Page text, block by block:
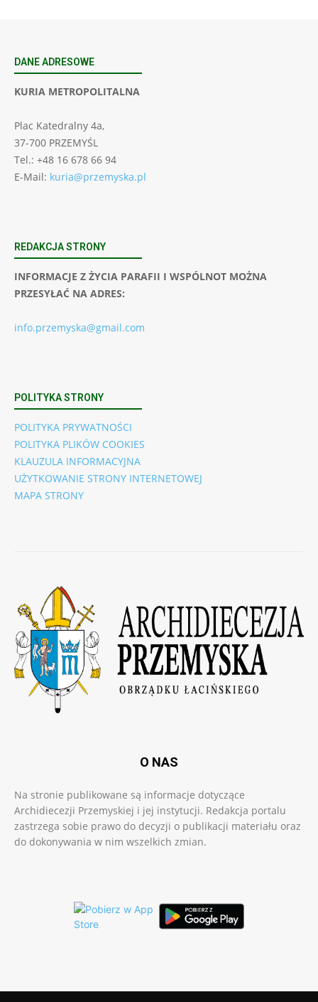
DANE ADRESOWE
KURIA METROPOLITALNA
Plac Katedralny 4a,
37-700 PRZEMYŚL
Tel.: +48 16 678 66 94
E-Mail: kuria@przemyska.pl
REDAKCJA STRONY
INFORMACJE Z ŻYCIA PARAFII I WSPÓLNOT MOŻNA
PRZESYŁAĆ NA ADRES:
info.przemyska@gmail.com
POLITYKA STRONY
POLITYKA PRYWATNOŚCI
POLITYKA PLIKÓW COOKIES
KLAUZULA INFORMACYJNA
UŻYTKOWANIE STRONY INTERNETOWEJ
MAPA STRONY
O NAS
Na stronie publikowane są informacje dotyczące
Archidiecezji Przemyskiej i jej instytucji. Redakcja portalu
zastrzega sobie prawo do decyzji o publikacji materiału oraz
do dokonywania w nim wszelkich zmian.